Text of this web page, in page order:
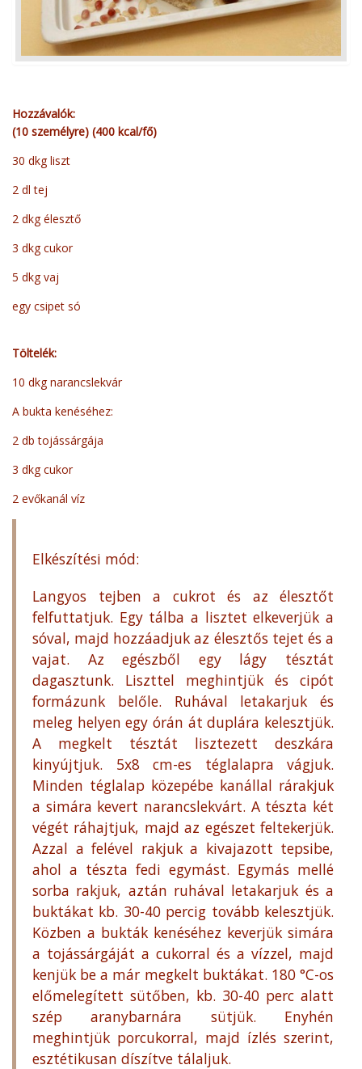
Hozzávalók:
(10 személyre) (400 kcal/fő)
30 dkg liszt
2 dl tej
2 dkg élesztő
3 dkg cukor
5 dkg vaj
egy csipet só
Töltelék:
10 dkg narancslekvár
A bukta kenéséhez:
2 db tojássárgája
3 dkg cukor
2 evőkanál víz
Elkészítési mód:
Langyos tejben a cukrot és az élesztőt
felfuttatjuk. Egy tálba a lisztet elkeverjük a
sóval, majd hozzáadjuk az élesztős tejet és a
vajat. Az egészből egy lágy tésztát
dagasztunk. Liszttel meghintjük és cipót
formázunk belőle. Ruhával letakarjuk és
meleg helyen egy órán át duplára kelesztjük.
A megkelt tésztát lisztezett deszkára
kinyújtjuk. 5x8 cm-es téglalapra vágjuk.
Minden téglalap közepébe kanállal rárakjuk
a simára kevert narancslekvárt. A tészta két
végét ráhajtjuk, majd az egészet feltekerjük.
Azzal a felével rakjuk a kivajazott tepsibe,
ahol a tészta fedi egymást. Egymás mellé
sorba rakjuk, aztán ruhával letakarjuk és a
buktákat kb. 30-40 percig tovább kelesztjük.
Közben a bukták kenéséhez keverjük simára
a tojássárgáját a cukorral és a vízzel, majd
kenjük be a már megkelt buktákat. 180 °C-os
előmelegített sütőben, kb. 30-40 perc alatt
szép aranybarnára sütjük. Enyhén
meghintjük porcukorral, majd ízlés szerint,
esztétikusan díszítve tálaljuk.